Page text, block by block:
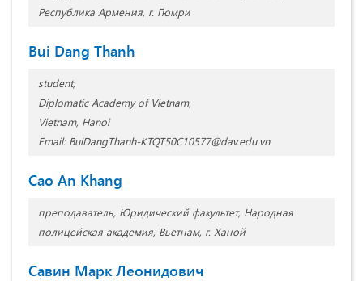
Республика Армения, г. Гюмри
Bui Dang Thanh
student,
Diplomatic Academy of Vietnam,
Vietnam, Hanoi
Email: BuiDangThanh-KTQT50C10577@dav.edu.vn
Cao An Khang
преподаватель, Юридический факультет, Народная
полицейская академия, Вьетнам, г. Ханой
Cавин Марк Леонидович